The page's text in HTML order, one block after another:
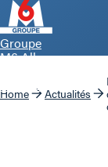
Groupe
M6 Aller
d’accueil
Home Actualités